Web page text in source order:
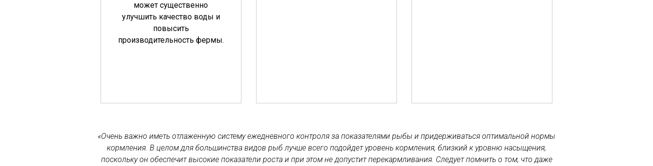
может существенно
улучшить качество воды и
повысить
производительность фермы.
«Очень важно иметь отлаженную систему ежедневного контроля за показателями рыбы и придерживаться оптимальной нормы
кормления. В целом для большинства видов рыб лучше всего подойдет уровень кормления, близкий к уровню насыщения,
поскольку он обеспечит высокие показатели роста и при этом не допустит перекармливания. Следует помнить о том, что даже